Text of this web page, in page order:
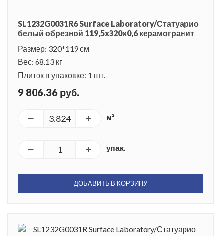
SL1232G0031R6 Surface Laboratory/Статуарио
белый обрезной 119,5x320x0,6 керамогранит
Размер: 320*119 см
Вес: 68.13 кг
Плиток в упаковке: 1 шт.
9 806.36 руб.
м²
упак.
ДОБАВИТЬ В КОРЗИНУ